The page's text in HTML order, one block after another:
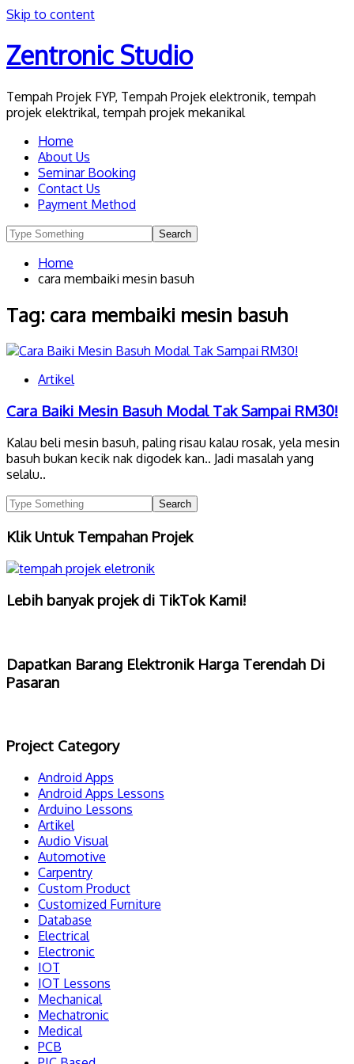
Skip to content
Zentronic Studio
Tempah Projek FYP, Tempah Projek elektronik, tempah
projek elektrikal, tempah projek mekanikal
Home
About Us
Seminar Booking
Contact Us
Payment Method
Home
cara membaiki mesin basuh
Tag: cara membaiki mesin basuh
Artikel
Cara Baiki Mesin Basuh Modal Tak Sampai RM30!
Kalau beli mesin basuh, paling risau kalau rosak, yela mesin
basuh bukan kecik nak digodek kan.. Jadi masalah yang
selalu..
Klik Untuk Tempahan Projek
Lebih banyak projek di TikTok Kami!
Dapatkan Barang Elektronik Harga Terendah Di
Pasaran
Project Category
Android Apps
Android Apps Lessons
Arduino Lessons
Artikel
Audio Visual
Automotive
Carpentry
Custom Product
Customized Furniture
Database
Electrical
Electronic
IOT
IOT Lessons
Mechanical
Mechatronic
Medical
PCB